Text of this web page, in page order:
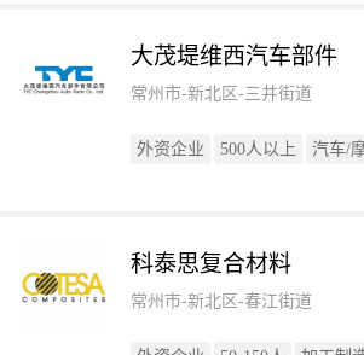
大茂堤维西汽车部件
常州市-新北区-三井街道
外资企业 500人以上 汽车/
科泰思复合材料
常州市-新北区-春江街道